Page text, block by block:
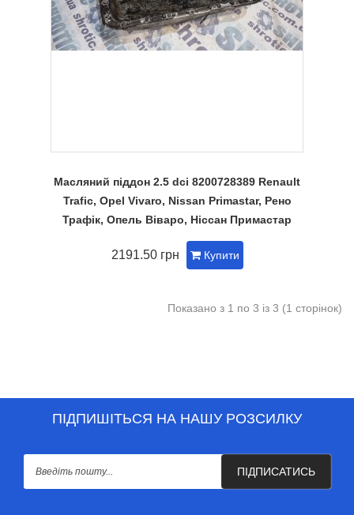
Масляний піддон 2.5 dci 8200728389 Renault
Trafic, Opel Vivaro, Nissan Primastar, Рено
Трафік, Опель Віваро, Ніссан Примастар
2191.50 грн Купити
Показано з 1 по 3 із 3 (1 сторінок)
ПІДПИШІТЬСЯ НА НАШУ РОЗСИЛКУ
ПІДПИСАТИСЬ